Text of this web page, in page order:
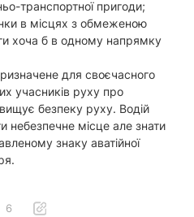
транспортної пригоди;
в місцях з обмеженою
хоча б в одному напрямку
для своєчасного
учасників руху про
безпеку руху. Водій
небезпечне місце але знати
знаку аватійної
6